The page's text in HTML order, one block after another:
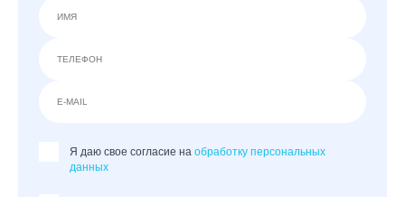
Я даю свое согласие на обработку персональных
данных